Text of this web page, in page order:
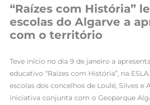
“Raízes com História”
escolas do Algarve a
com o território
Teve início no dia 9 de janeiro a
educativo “Raízes com História”, na
escolas dos concelhos de Loulé, Silves e
iniciativa conjunta com o Geoparque